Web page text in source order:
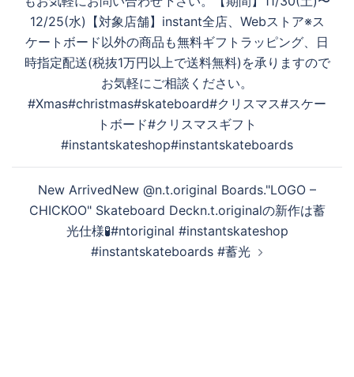
12/25(水)【対象店舗】instant全店、Webストア※ス
ケートボード以外の商品も無料ギフトラッピング、日
時指定配送(税抜1万円以上で送料無料)を承りますので
お気軽にご相談ください。
#Xmas#christmas#skateboard#クリスマス#スケー
トボード#クリスマスギフト
#instantskateshop#instantskateboards
New ArrivedNew @n.t.original Boards."LOGO –
CHICKOO" Skateboard Deckn.t.originalの新作は蓄
光仕様🧪#ntoriginal #instantskateshop
#instantskateboards #蓄光